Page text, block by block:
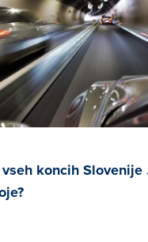
koncih